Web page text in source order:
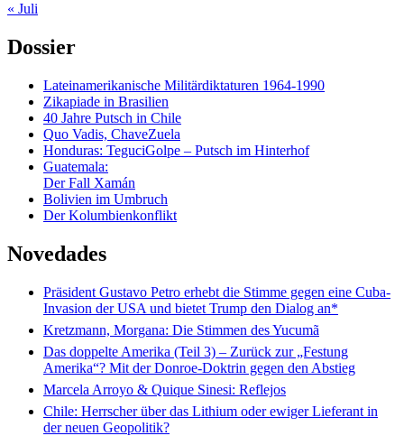
« Juli
Dossier
Lateinamerikanische Militärdiktaturen 1964-1990
Zikapiade in Brasilien
40 Jahre Putsch in Chile
Quo Vadis, ChaveZuela
Honduras: TeguciGolpe – Putsch im Hinterhof
Guatemala:
Der Fall Xamán
Bolivien im Umbruch
Der Kolumbienkonflikt
Novedades
Präsident Gustavo Petro erhebt die Stimme gegen eine Cuba-
Invasion der USA und bietet Trump den Dialog an*
Kretzmann, Morgana: Die Stimmen des Yucumã
Das doppelte Amerika (Teil 3) – Zurück zur „Festung
Amerika“? Mit der Donroe-Doktrin gegen den Abstieg
Marcela Arroyo & Quique Sinesi: Reflejos
Chile: Herrscher über das Lithium oder ewiger Lieferant in
der neuen Geopolitik?